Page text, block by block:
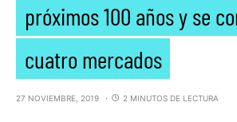
próximos 100 años y se
cuatro mercados
27 NOVIEMBRE, 2019 2 MINUTOS DE LECTURA